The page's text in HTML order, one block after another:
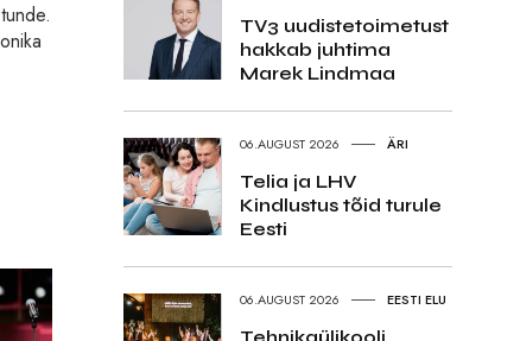
TV3 uudistetoimetust
hakkab juhtima
Marek Lindmaa
06.AUGUST 2026 ÄRI
Telia ja LHV
Kindlustus tõid turule
Eesti
06.AUGUST 2026 EESTI ELU
Tehnikaülikooli